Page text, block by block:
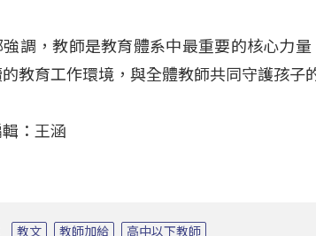
調，教師是教育體系中最重要的核心力
的教育工作環境，與全體教師共同守護孩子
：王涵
教文 教師加給 高中以下教師